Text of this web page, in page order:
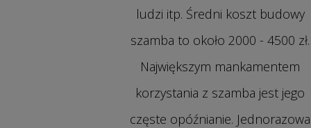
ludzi itp. Średni koszt budowy
szamba to około 2000 - 4500 zł.
Największym mankamentem
korzystania z szamba jest jego
częste opóźnianie. Jednorazowa